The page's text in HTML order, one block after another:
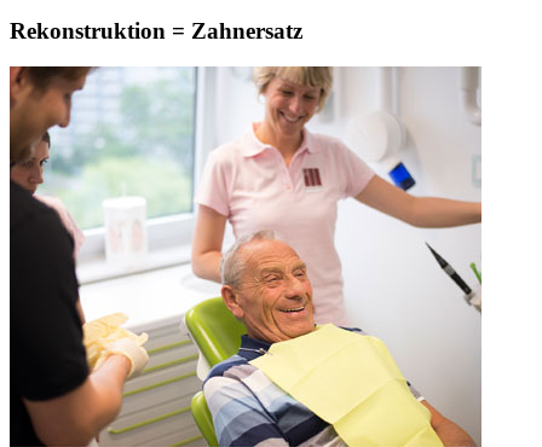
Rekonstruktion = Zahnersatz